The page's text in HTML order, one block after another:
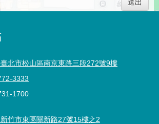
送出
北市松山區南京東路三段272號9樓
3333
1700
竹市東區關新路27號15樓之2